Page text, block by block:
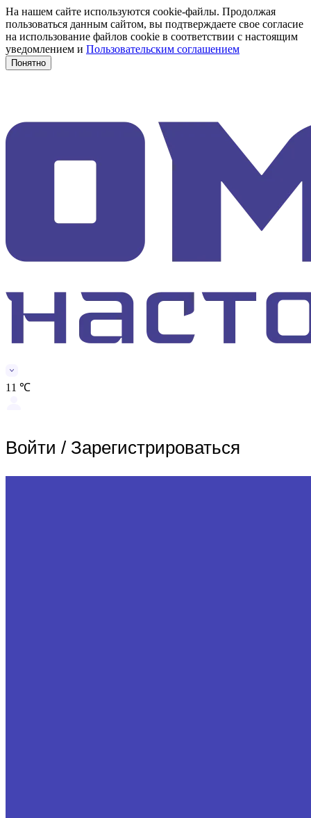
На нашем сайте используются cookie-файлы. Продолжая
пользоваться данным сайтом, вы подтверждаете свое согласие
на использование файлов cookie в соответствии с настоящим
уведомлением и Пользовательским соглашением
Понятно
11 ℃
Войти / Зарегистрироваться